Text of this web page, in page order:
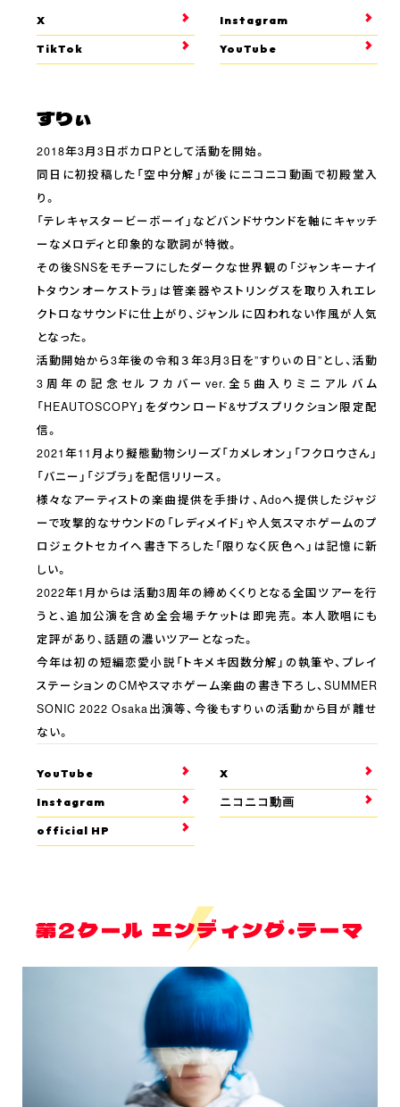
X
Instagram
TikTok
YouTube
すりぃ
2018年3月3日ボカロPとして活動を開始。
同日に初投稿した「空中分解」が後にニコニコ動画で初殿堂入
り。
「テレキャスタービーボーイ」などバンドサウンドを軸にキャッチ
ーなメロディと印象的な歌詞が特徴。
その後SNSをモチーフにしたダークな世界観の「ジャンキーナイ
トタウンオーケストラ」は管楽器やストリングスを取り入れエレ
クトロなサウンドに仕上がり、ジャンルに囚われない作風が人気
となった。
活動開始から3年後の令和３年3月3日を”すりぃの日”とし、活動
3周年の記念セルフカバーver.全5曲入りミニアルバム
「HEAUTOSCOPY」をダウンロード&サブスプリクション限定配
信。
2021年11月より擬態動物シリーズ「カメレオン」「フクロウさん」
「バニー」「ジブラ」を配信リリース。
様々なアーティストの楽曲提供を手掛け、Adoへ提供したジャジ
ーで攻撃的なサウンドの「レディメイド」や人気スマホゲームのプ
ロジェクトセカイへ書き下ろした「限りなく灰色へ」は記憶に新
しい。
2022年1月からは活動3周年の締めくくりとなる全国ツアーを行
うと、追加公演を含め全会場チケットは即完売。本人歌唱にも
定評があり、話題の濃いツアーとなった。
今年は初の短編恋愛小説「トキメキ因数分解」の執筆や、プレイ
ステーションのCMやスマホゲーム楽曲の書き下ろし、SUMMER
SONIC 2022 Osaka出演等、今後もすりぃの活動から目が離せ
ない。
YouTube
X
Instagram
ニコニコ動画
official HP
第2クール エンディング・テーマ